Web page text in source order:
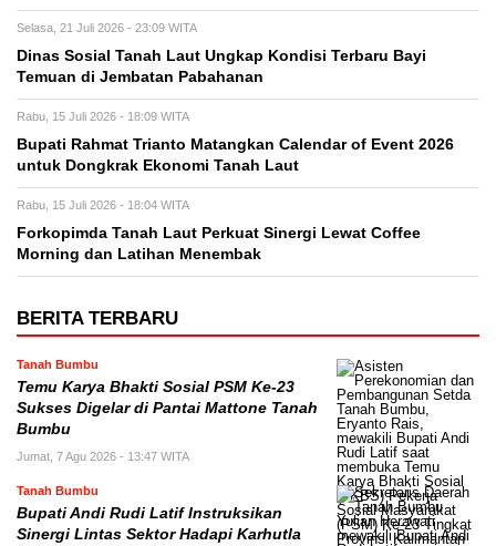
Selasa, 21 Juli 2026 - 23:09 WITA
Dinas Sosial Tanah Laut Ungkap Kondisi Terbaru Bayi
Temuan di Jembatan Pabahanan
Rabu, 15 Juli 2026 - 18:09 WITA
Bupati Rahmat Trianto Matangkan Calendar of Event 2026
untuk Dongkrak Ekonomi Tanah Laut
Rabu, 15 Juli 2026 - 18:04 WITA
Forkopimda Tanah Laut Perkuat Sinergi Lewat Coffee
Morning dan Latihan Menembak
BERITA TERBARU
Tanah Bumbu
Temu Karya Bhakti Sosial PSM Ke-23
Sukses Digelar di Pantai Mattone Tanah
Bumbu
Jumat, 7 Agu 2026 - 13:47 WITA
Tanah Bumbu
Bupati Andi Rudi Latif Instruksikan
Sinergi Lintas Sektor Hadapi Karhutla